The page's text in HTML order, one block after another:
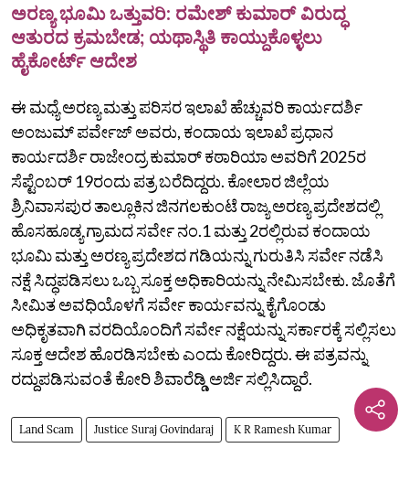
ಅರಣ್ಯ ಭೂಮಿ ಒತ್ತುವರಿ: ರಮೇಶ್‌ ಕುಮಾರ್‌ ವಿರುದ್ಧ
ಆತುರದ ಕ್ರಮಬೇಡ; ಯಥಾಸ್ಥಿತಿ ಕಾಯ್ದುಕೊಳ್ಳಲು
ಹೈಕೋರ್ಟ್‌ ಆದೇಶ
ಈ ಮಧ್ಯೆ ಅರಣ್ಯ ಮತ್ತು ಪರಿಸರ ಇಲಾಖೆ ಹೆಚ್ಚುವರಿ ಕಾರ್ಯದರ್ಶಿ
ಅಂಜುಮ್‌ ಪರ್ವೇಜ್‌ ಅವರು, ಕಂದಾಯ ಇಲಾಖೆ ಪ್ರಧಾನ
ಕಾರ್ಯದರ್ಶಿ ರಾಜೇಂದ್ರ ಕುಮಾರ್‌ ಕಠಾರಿಯಾ ಅವರಿಗೆ 2025ರ
ಸೆಪ್ಟೆಂಬರ್‌ 19ರಂದು ಪತ್ರ ಬರೆದಿದ್ದರು. ಕೋಲಾರ ಜಿಲ್ಲೆಯ
ಶ್ರಿನಿವಾಸಪುರ ತಾಲ್ಲೂಕಿನ ಜಿನಗಲಕುಂಟೆ ರಾಜ್ಯ ಅರಣ್ಯ ಪ್ರದೇಶದಲ್ಲಿ
ಹೊಸಹೂಡ್ಯ ಗ್ರಾಮದ ಸರ್ವೇ ನಂ.1 ಮತ್ತು 2ರಲ್ಲಿರುವ ಕಂದಾಯ
ಭೂಮಿ ಮತ್ತು ಅರಣ್ಯ ಪ್ರದೇಶದ ಗಡಿಯನ್ನು ಗುರುತಿಸಿ ಸರ್ವೇ ನಡೆಸಿ
ನಕ್ಷೆ ಸಿದ್ಧಪಡಿಸಲು ಒಬ್ಬ ಸೂಕ್ತ ಅಧಿಕಾರಿಯನ್ನು ನೇಮಿಸಬೇಕು. ಜೊತೆಗೆ
ಸೀಮಿತ ಅವಧಿಯೊಳಗೆ ಸರ್ವೇ ಕಾರ್ಯವನ್ನು ಕೈಗೊಂಡು
ಅಧಿಕೃತವಾಗಿ ವರದಿಯೊಂದಿಗೆ ಸರ್ವೇ ನಕ್ಷೆಯನ್ನು ಸರ್ಕಾರಕ್ಕೆ ಸಲ್ಲಿಸಲು
ಸೂಕ್ತ ಆದೇಶ ಹೊರಡಿಸಬೇಕು ಎಂದು ಕೋರಿದ್ದರು. ಈ ಪತ್ರವನ್ನು
ರದ್ದುಪಡಿಸುವಂತೆ ಕೋರಿ ಶಿವಾರೆಡ್ಡಿ ಅರ್ಜಿ ಸಲ್ಲಿಸಿದ್ದಾರೆ.
Land Scam Justice Suraj Govindaraj K R Ramesh Kumar